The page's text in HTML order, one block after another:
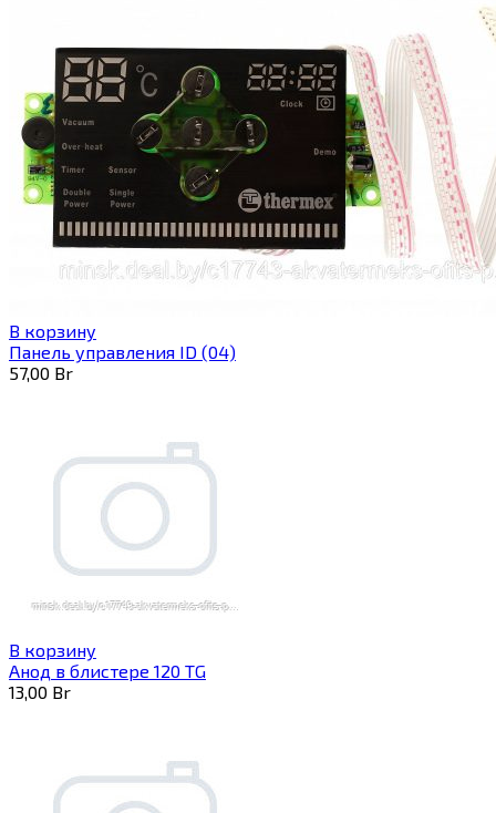
В корзину
Панель управления ID (04)
57,00 Br
В корзину
Анод в блистере 120 TG
13,00 Br